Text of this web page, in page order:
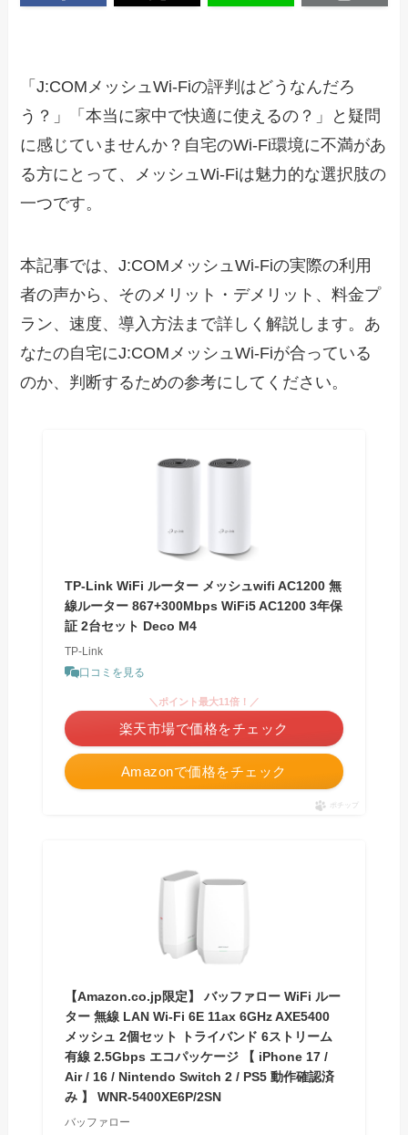
「J:COMメッシュWi-Fiの評判はどうなんだろ
う？」「本当に家中で快適に使えるの？」と疑問
に感じていませんか？自宅のWi-Fi環境に不満があ
る方にとって、メッシュWi-Fiは魅力的な選択肢の
一つです。
本記事では、J:COMメッシュWi-Fiの実際の利用
者の声から、そのメリット・デメリット、料金プ
ラン、速度、導入方法まで詳しく解説します。あ
なたの自宅にJ:COMメッシュWi-Fiが合っている
のか、判断するための参考にしてください。
TP-Link WiFi ルーター メッシュwifi AC1200 無
線ルーター 867+300Mbps WiFi5 AC1200 3年保
証 2台セット Deco M4
TP-Link
口コミを見る
Amazonで価格をチェック
＼ポイント最大11倍！／
楽天市場で価格をチェック
ポチップ
【Amazon.co.jp限定】 バッファロー WiFi ルー
ター 無線 LAN Wi-Fi 6E 11ax 6GHz AXE5400
メッシュ 2個セット トライバンド 6ストリーム
有線 2.5Gbps エコパッケージ 【 iPhone 17 /
Air / 16 / Nintendo Switch 2 / PS5 動作確認済
み 】 WNR-5400XE6P/2SN
バッファロー